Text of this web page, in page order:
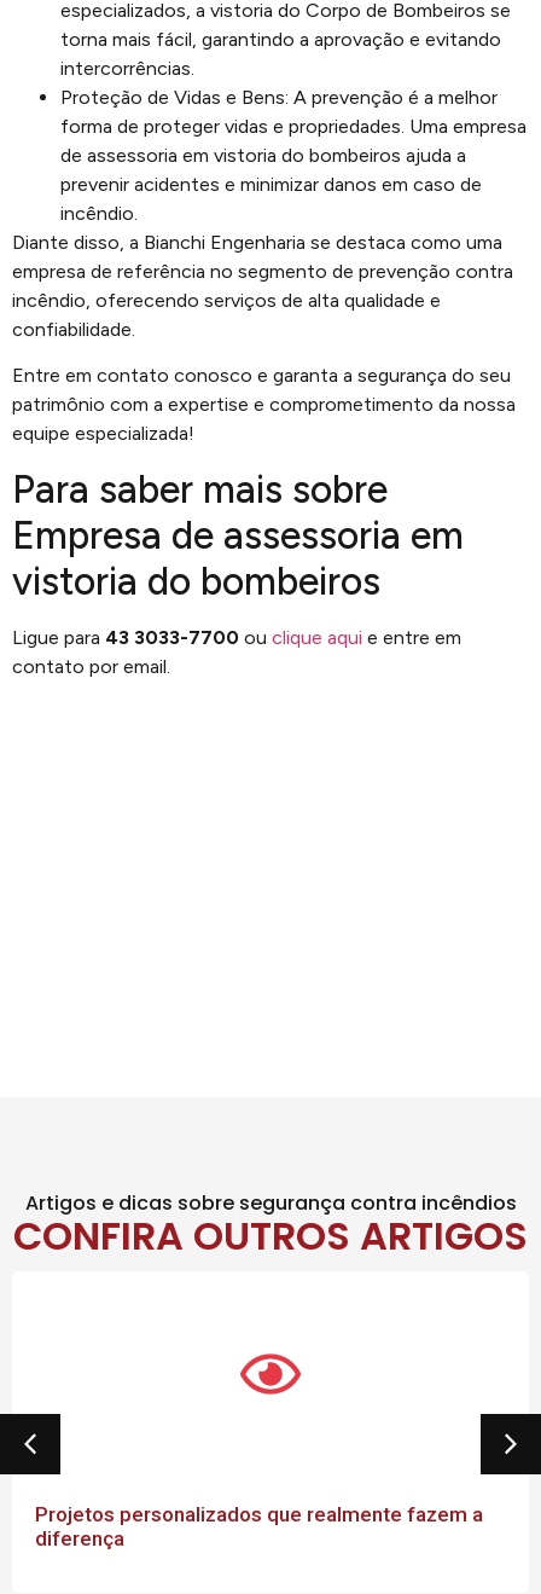
especializados, a vistoria do Corpo de Bombeiros se
torna mais fácil, garantindo a aprovação e evitando
intercorrências.
Proteção de Vidas e Bens: A prevenção é a melhor
forma de proteger vidas e propriedades. Uma empresa
de assessoria em vistoria do bombeiros ajuda a
prevenir acidentes e minimizar danos em caso de
incêndio.
Diante disso, a Bianchi Engenharia se destaca como uma
empresa de referência no segmento de prevenção contra
incêndio, oferecendo serviços de alta qualidade e
confiabilidade.
Entre em contato conosco e garanta a segurança do seu
patrimônio com a expertise e comprometimento da nossa
equipe especializada!
Para saber mais sobre
Empresa de assessoria em
vistoria do bombeiros
Ligue para 43 3033-7700 ou clique aqui e entre em
contato por email.
Artigos e dicas sobre segurança contra incêndios
CONFIRA OUTROS ARTIGOS
Projetos personalizados que realmente fazem a
diferença